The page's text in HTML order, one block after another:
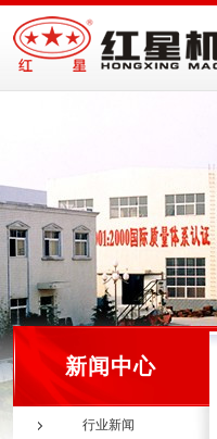
新闻中心
行业新闻